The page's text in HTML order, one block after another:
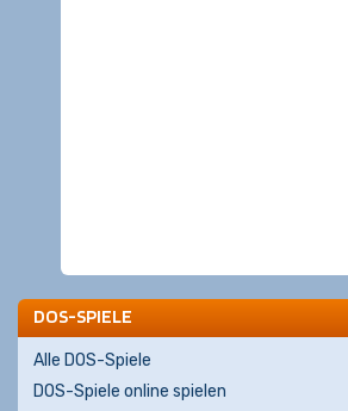
DOS-SPIELE
Alle DOS-Spiele
DOS-Spiele online spielen